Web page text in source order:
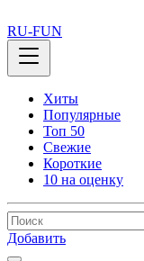
RU-FUN
Хиты
Популярные
Топ 50
Свежие
Короткие
10 на оценку
Добавить